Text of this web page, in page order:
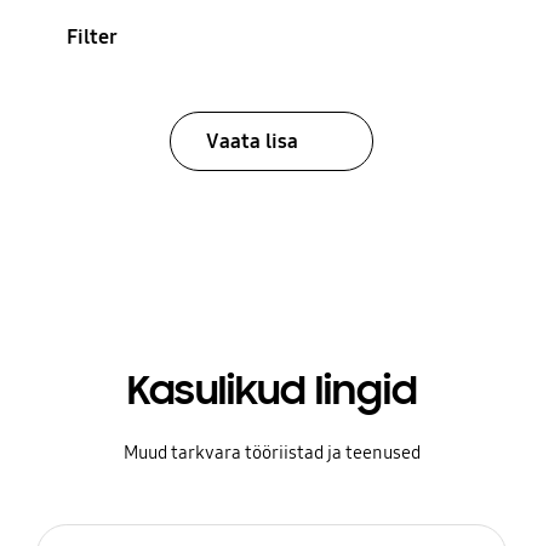
Filter
Vaata lisa
Kasulikud lingid
Muud tarkvara tööriistad ja teenused